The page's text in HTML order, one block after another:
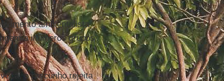
ambientalista
a inúmeros grupos
o rascunho rejeita